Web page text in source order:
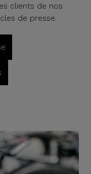
clients de nos
de presse.